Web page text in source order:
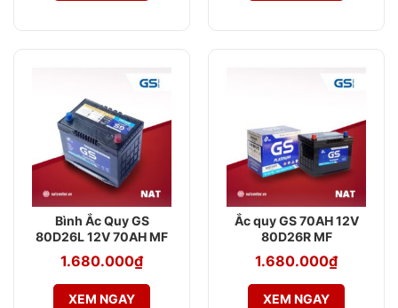
Bình Ắc Quy GS
80D26L 12V 70AH MF
1.680.000₫
XEM NGAY
Ắc quy GS 70AH 12V
80D26R MF
1.680.000₫
XEM NGAY